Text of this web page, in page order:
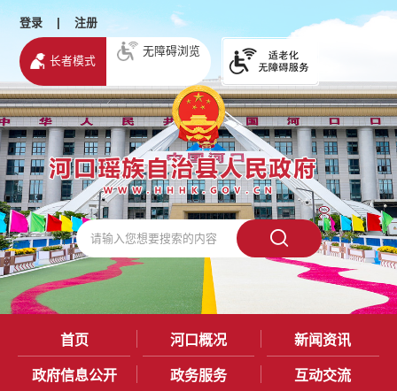
登录 | 注册
长者模式
无障碍浏览
首页 河口概况 新闻资讯
政府信息公开 政务服务 互动交流